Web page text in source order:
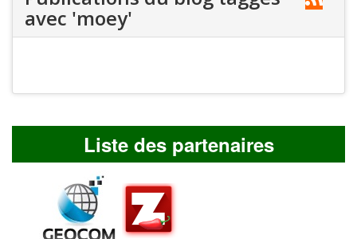
avec 'moey'
Liste des partenaires